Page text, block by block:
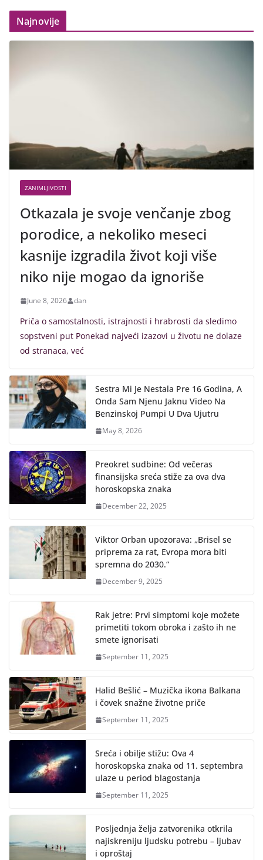
Najnovije
ZANIMLJIVOSTI
Otkazala je svoje venčanje zbog
porodice, a nekoliko meseci
kasnije izgradila život koji više
niko nije mogao da ignoriše
June 8, 2026 dan
Priča o samostalnosti, istrajnosti i hrabrosti da sledimo
sopstveni put Ponekad najveći izazovi u životu ne dolaze
od stranaca, već
Sestra Mi Je Nestala Pre 16 Godina, A
Onda Sam Njenu Jaknu Video Na
Benzinskoj Pumpi U Dva Ujutru
May 8, 2026
Preokret sudbine: Od večeras
finansijska sreća stiže za ova dva
horoskopska znaka
December 22, 2025
Viktor Orban upozorava: „Brisel se
priprema za rat, Evropa mora biti
spremna do 2030.“
December 9, 2025
Rak jetre: Prvi simptomi koje možete
primetiti tokom obroka i zašto ih ne
smete ignorisati
September 11, 2025
Halid Bešlić – Muzička ikona Balkana
i čovek snažne životne priče
September 11, 2025
Sreća i obilje stižu: Ova 4
horoskopska znaka od 11. septembra
ulaze u period blagostanja
September 11, 2025
Posljednja želja zatvorenika otkrila
najiskreniju ljudsku potrebu – ljubav
i oproštaj